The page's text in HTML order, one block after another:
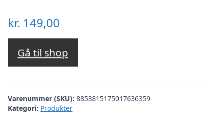
kr. 149,00
Gå til shop
Varenummer (SKU): 8853815175017636359
Kategori: Produkter